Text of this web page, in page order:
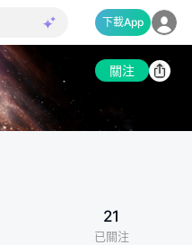
下載App
關注
21
已關注